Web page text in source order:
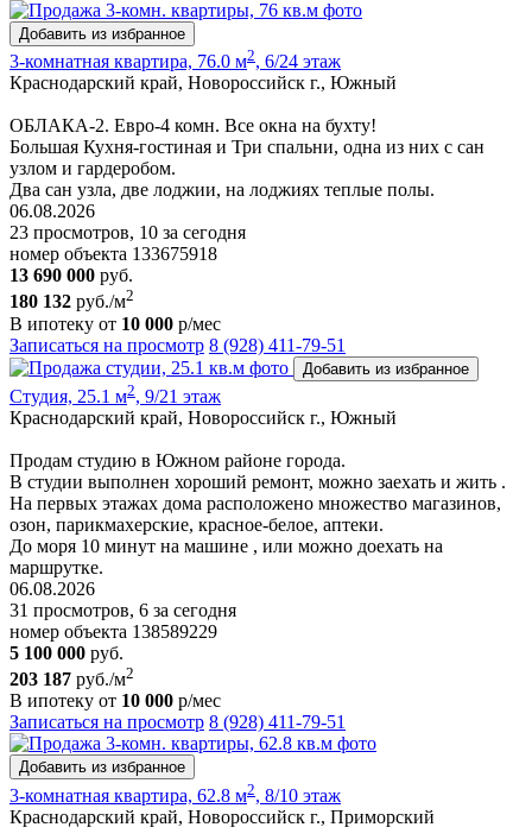
Добавить из избранное
3-комнатная квартира, 76.0 м2, 6/24 этаж
Краснодарский край, Новороссийск г., Южный
ОБЛАКА-2. Евро-4 комн. Все окна на бухту!
Большая Кухня-гостиная и Три спальни, одна из них с сан
узлом и гардеробом.
Два сан узла, две лоджии, на лоджиях теплые полы.
06.08.2026
23 просмотров, 10 за сегодня
номер объекта 133675918
13 690 000 руб.
180 132 руб./м2
В ипотеку от 10 000 р/мес
Записаться на просмотр 8 (928) 411-79-51
Добавить из избранное
Студия, 25.1 м2, 9/21 этаж
Краснодарский край, Новороссийск г., Южный
Продам студию в Южном районе города.
В студии выполнен хороший ремонт, можно заехать и жить .
На первых этажах дома расположено множество магазинов,
озон, парикмахерские, красное-белое, аптеки.
До моря 10 минут на машине , или можно доехать на
маршрутке.
06.08.2026
31 просмотров, 6 за сегодня
номер объекта 138589229
5 100 000 руб.
203 187 руб./м2
В ипотеку от 10 000 р/мес
Записаться на просмотр 8 (928) 411-79-51
Добавить из избранное
3-комнатная квартира, 62.8 м2, 8/10 этаж
Краснодарский край, Новороссийск г., Приморский